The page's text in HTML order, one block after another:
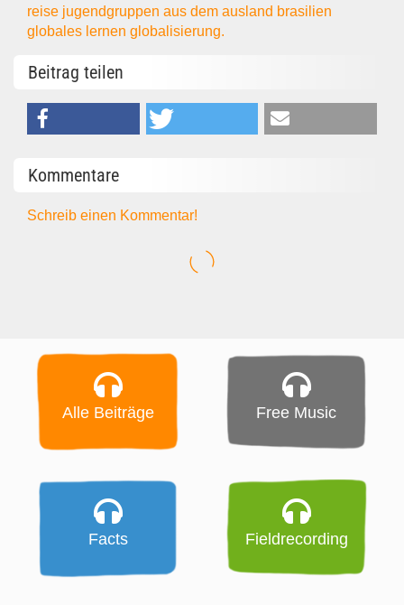
reise jugendgruppen aus dem ausland brasilien
globales lernenglobalisierung.
Beitrag teilen
Kommentare
Schreib einen Kommentar!
Alle Beiträge Free Music
Facts Fieldrecording